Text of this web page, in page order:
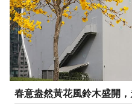
台中旅遊
春意盎然黃花風鈴木盛開